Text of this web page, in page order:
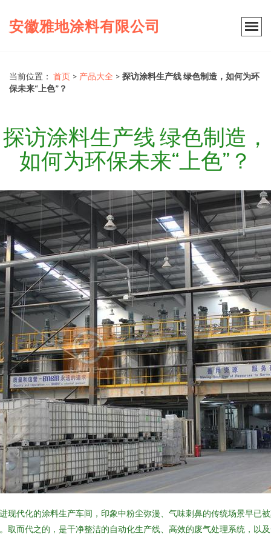
安徽雅地涂料有限公司
当前位置： 首页 > 产品大全 > 探访涂料生产线 绿色制造，如何为环
保未来“上色”？
探访涂料生产线 绿色制造，
如何为环保未来“上色”？
现代化的涂料生产车间，印象中粉尘弥漫、气味刺鼻的传统场景早已
取而代之的，是干净整洁的自动化生产线、高效的废气处理系统，以